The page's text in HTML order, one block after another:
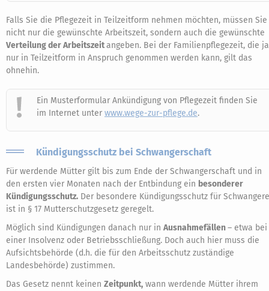
Falls Sie die Pflegezeit in Teilzeitform nehmen möchten, müssen Sie
nicht nur die gewünschte Arbeitszeit, sondern auch die gewünschte
Verteilung der Arbeitszeitangeben. Bei der Familienpflegezeit, die ja
nur in Teilzeitform in Anspruch genommen werden kann, gilt das
ohnehin.
Ein Musterformular Ankündigung von Pflegezeit finden Sie
im Internet unter www.wege-zur-pflege.de.
Kündigungsschutz bei Schwangerschaft
Für werdende Mütter gilt bis zum Ende der Schwangerschaft und in
den ersten vier Monaten nach der Entbindung ein besonderer
Kündigungsschutz. Der besondere Kündigungsschutz für Schwangere
ist in § 17 Mutterschutzgesetz geregelt.
Möglich sind Kündigungen danach nur in Ausnahmefällen– etwa bei
einer Insolvenz oder Betriebsschließung. Doch auch hier muss die
Aufsichtsbehörde (d.h. die für den Arbeitsschutz zuständige
Landesbehörde) zustimmen.
Das Gesetz nennt keinen Zeitpunkt, wann werdende Mütter ihrem